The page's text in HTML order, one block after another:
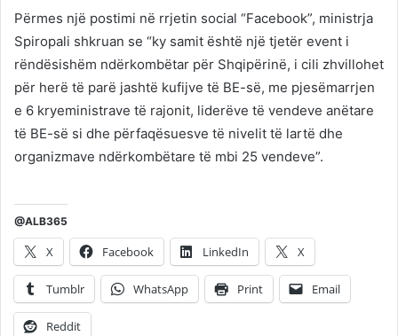
Përmes një postimi në rrjetin social “Facebook”, ministrja
Spiropali shkruan se “ky samit është një tjetër event i
rëndësishëm ndërkombëtar për Shqipërinë, i cili zhvillohet
për herë të parë jashtë kufijve të BE-së, me pjesëmarrjen
e 6 kryeministrave të rajonit, liderëve të vendeve anëtare
të BE-së si dhe përfaqësuesve të nivelit të lartë dhe
organizmave ndërkombëtare të mbi 25 vendeve”.
@ALB365
X Facebook LinkedIn X
Tumblr WhatsApp Print Email
Reddit